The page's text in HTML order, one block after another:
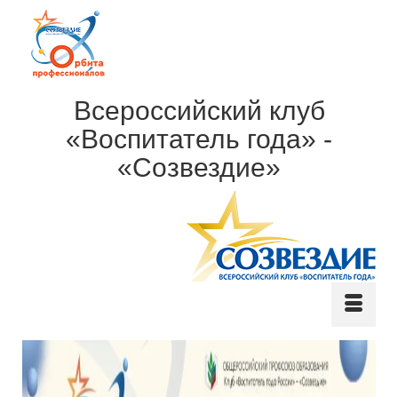
Всероссийский клуб
«Воспитатель года» -
«Созвездие»